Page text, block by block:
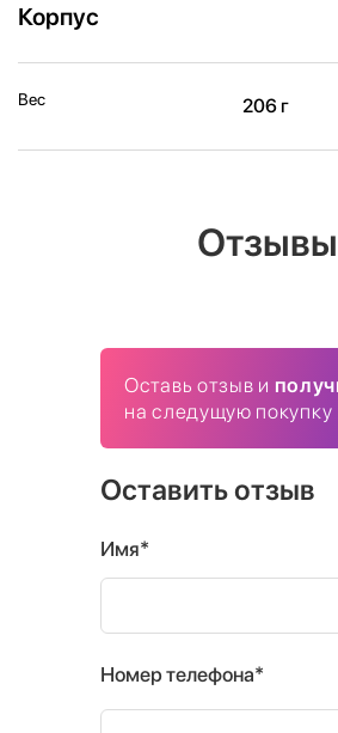
Корпус
Вес 206 г
Отзывы
Оставь отзыв и
на следущую покупку
Оставить отзыв
Имя*
Номер телефона*